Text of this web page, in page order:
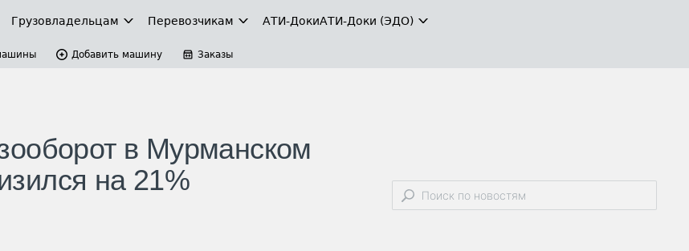
Грузовладельцам Перевозчикам АТИ-ДокиАТИ-Доки (ЭДО)
Добавить машину Заказы
в Мурманском
на 21%